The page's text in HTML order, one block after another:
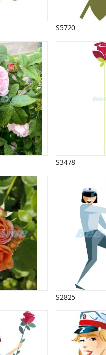
S5720
S3478
S2825